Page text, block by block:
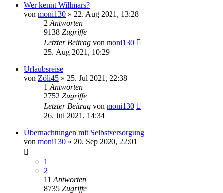
Wer kennt Willmars?
von moni130 » 22. Aug 2021, 13:28
2 Antworten
9138 Zugriffe
Letzter Beitrag von moni130
25. Aug 2021, 10:29
Urlaubsreise
von Zöli45 » 25. Jul 2021, 22:38
1 Antworten
2752 Zugriffe
Letzter Beitrag von moni130
26. Jul 2021, 14:34
Übernachtungen mit Selbstversorgung
von moni130 » 20. Sep 2020, 22:01
1
2
11 Antworten
8735 Zugriffe